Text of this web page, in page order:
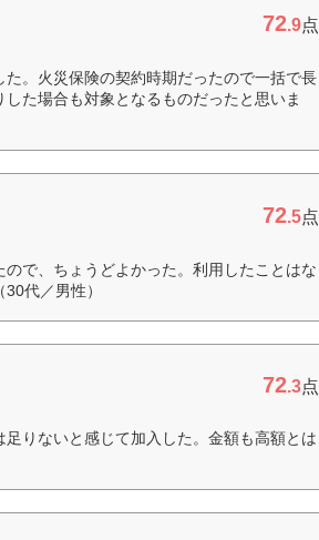
72.9点
。火災保険の契約時期だったので一括で長
た場合も対象となるものだったと思いま
72.5点
で、ちょうどよかった。利用したことはな
代／男性）
72.3点
りないと感じて加入した。金額も高額とは